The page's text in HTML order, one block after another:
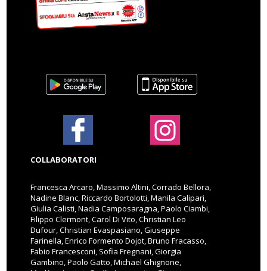
COLLABORATORI
Francesca Arcaro, Massimo Altini, Corrado Bellora,
Nadine Blanc, Riccardo Bortolotti, Manila Calipari,
Giulia Calisti, Nadia Camposaragna, Paolo Ciambi,
Filippo Clermont, Carol Di Vito, Christian Leo
Dufour, Christian Evaspasiano, Giuseppe
Farinella, Enrico Formento Dojot, Bruno Fracasso,
Fabio Francesconi, Sofia Fregnani, Giorgia
Gambino, Paolo Gatto, Michael Ghignone,